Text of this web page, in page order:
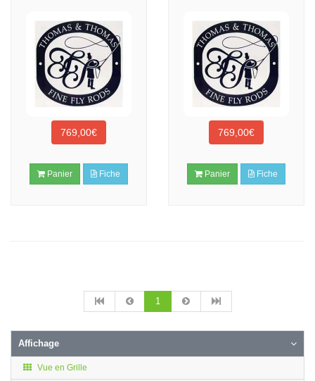
769,00€
Panier Fiche
769,00€
Panier Fiche
1
Affichage
Vue en Grille